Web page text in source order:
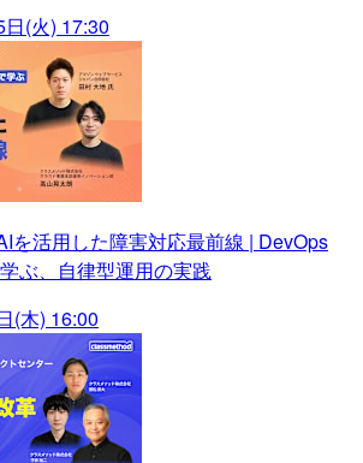
(火) 17:30
を活用した障害対応最前線 | DevOps
ぶ、自律型運用の実践
(木) 16:00